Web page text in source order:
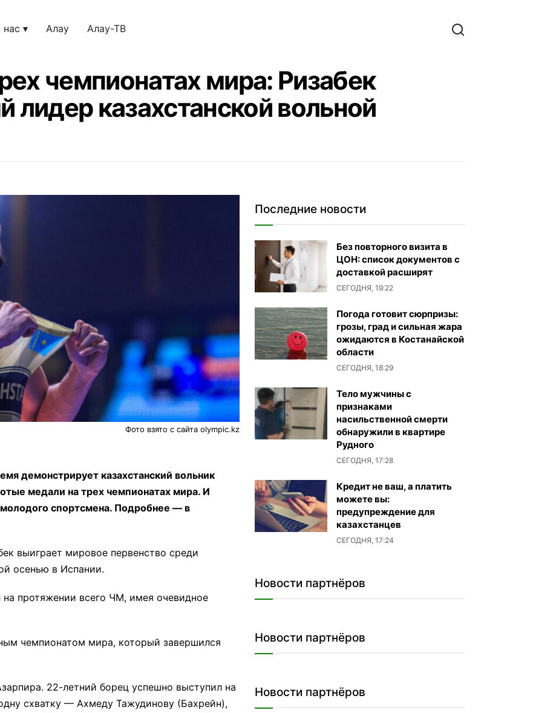
нас Алау Алау-ТВ
чемпионатах мира: Ризабек
казахстанской вольной
Фото взято с сайта olympic.kz
демонстрирует казахстанский вольник
медали на трех чемпионатах мира. И
спортсмена. Подробнее — в
выиграет мировое первенство среди
осенью в Испании.
протяжении всего ЧМ, имея очевидное
чемпионатом мира, который завершился
22-летний борец успешно выступил на
схватку — Ахмеду Тажудинову (Бахрейн),
Последние новости
Без повторного визита в
ЦОН: список документов с
доставкой расширят
СЕГОДНЯ, 19:22
Погода готовит сюрпризы:
грозы, град и сильная жара
ожидаются в Костанайской
области
СЕГОДНЯ, 18:29
Тело мужчины с
признаками
насильственной смерти
обнаружили в квартире
Рудного
СЕГОДНЯ, 17:28
Кредит не ваш, а платить
можете вы:
предупреждение для
казахстанцев
СЕГОДНЯ, 17:24
Новости партнёров
Новости партнёров
Новости партнёров